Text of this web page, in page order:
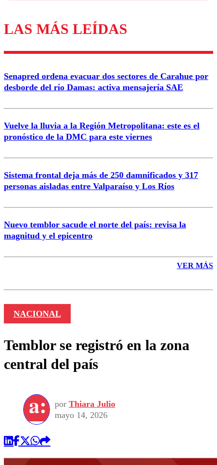
Los comentarios son moderados para garantizar un
diálogo respetuoso.
Nombre
Correo
Enviar comentario
LAS MÁS LEÍDAS
Senapred ordena evacuar dos sectores de Carahue por
desborde del río Damas: activa mensajería SAE
Vuelve la lluvia a la Región Metropolitana: este es el
pronóstico de la DMC para este viernes
Sistema frontal deja más de 250 damnificados y 317
personas aisladas entre Valparaíso y Los Ríos
Nuevo temblor sacude el norte del país: revisa la
magnitud y el epicentro
VER MÁS
NACIONAL
Temblor se registró en la zona
central del país
por Thiara Julio
mayo 14, 2026